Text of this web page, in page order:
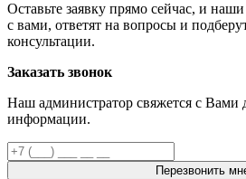
Оставьте заявку прямо сейчас, и
с вами, ответят на вопросы и
консультации.
Заказать звонок
Наш администратор свяжется с Вами
информации.
Перезвонить